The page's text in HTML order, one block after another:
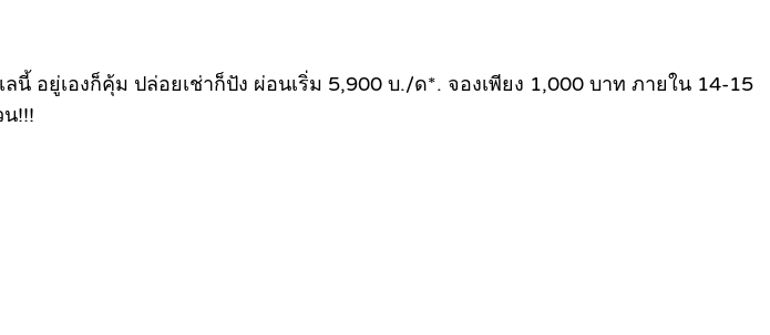
อยู่เองก็คุ้ม ปล่อยเช่าก็ปัง ผ่อนเริ่ม 5,900 บ./ด*. จองเพียง 1,000 บาท ภายใน 14-15
!!!